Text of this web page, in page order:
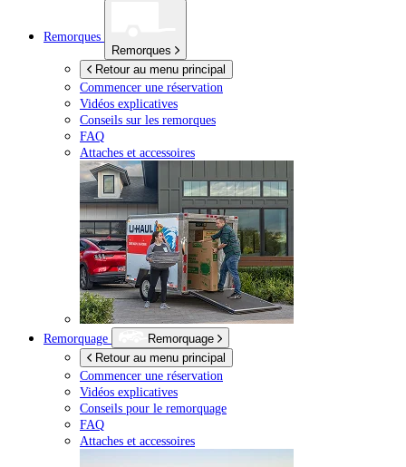
Remorques
Remorques
Retour au menu principal
Commencer une réservation
Vidéos explicatives
Conseils sur les remorques
FAQ
Attaches et accessoires
Remorquage
Remorquage
Retour au menu principal
Commencer une réservation
Vidéos explicatives
Conseils pour le remorquage
FAQ
Attaches et accessoires